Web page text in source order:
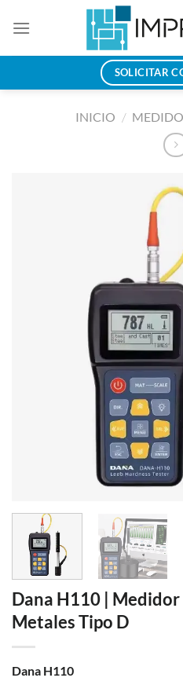
SOLICITAR
INICIO /
Dana H110 | Medidor
Metales Tipo D
Dana H110